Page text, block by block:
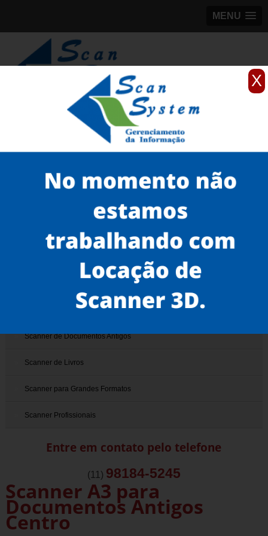
X
MENU
98184-5245
scanner de documentos antigos
scanner colorido de documentos antigos
scanner a3 para documentos antigos Centro
Serviços
Scanner de Documentos
Scanner de Documentos Antigos
Scanner de Livros
Scanner para Grandes Formatos
Scanner Profissionais
Entre em contato pelo telefone
(11) 98184-5245
Scanner A3 para
Documentos Antigos
Centro